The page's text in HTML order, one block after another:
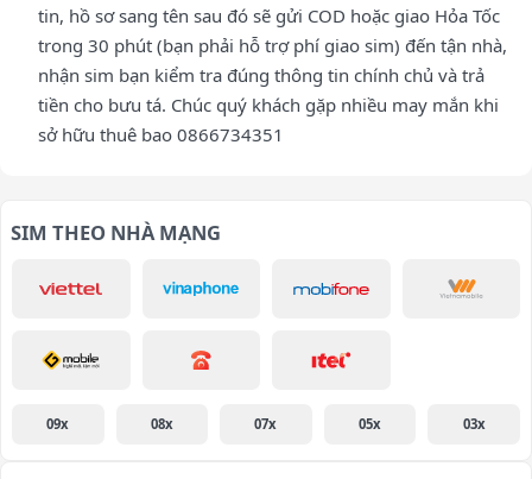
tin, hồ sơ sang tên sau đó sẽ gửi COD hoặc giao Hỏa Tốc
trong 30 phút (bạn phải hỗ trợ phí giao sim) đến tận nhà,
nhận sim bạn kiểm tra đúng thông tin chính chủ và trả
tiền cho bưu tá. Chúc quý khách gặp nhiều may mắn khi
sở hữu thuê bao 0866734351
SIM THEO NHÀ MẠNG
09x 08x 07x 05x 03x